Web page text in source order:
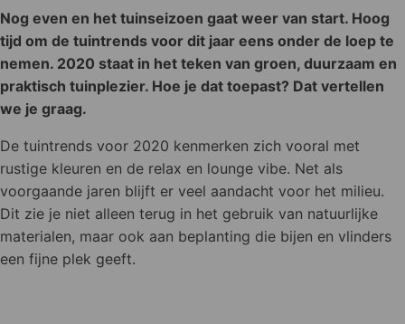
Nog even en het tuinseizoen gaat weer van start. Hoog
tijd om de tuintrends voor dit jaar eens onder de loep te
nemen. 2020 staat in het teken van groen, duurzaam en
praktisch tuinplezier. Hoe je dat toepast? Dat vertellen
we je graag.
De tuintrends voor 2020 kenmerken zich vooral met
rustige kleuren en de relax en lounge vibe. Net als
voorgaande jaren blijft er veel aandacht voor het milieu.
Dit zie je niet alleen terug in het gebruik van natuurlijke
materialen, maar ook aan beplanting die bijen en vlinders
een fijne plek geeft.